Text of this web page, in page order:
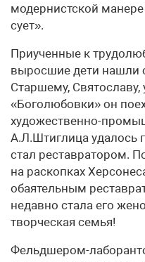
модернистской
сует».
Приученные к
выросшие дети нашли
Старшему,
«Боголюбовки» он
художественно-
А.Л.Штиглица удалось
стал реставратором.
на раскопках
обаятельным
недавно стала его
творческая семья!
Фельдшером-